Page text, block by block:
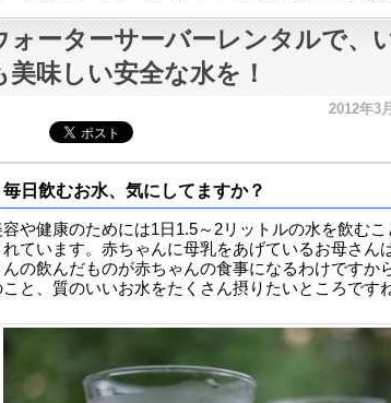
ォーターサーバーレンタルで、
美味しい安全な水を！
2012年3
毎日飲むお水、気にしてますか？
容や健康のためには1日1.5～2リットルの水を飲むこ
れています。赤ちゃんに母乳をあげているお母さん
んの飲んだものが赤ちゃんの食事になるわけですか
こと、質のいいお水をたくさん摂りたいところですね